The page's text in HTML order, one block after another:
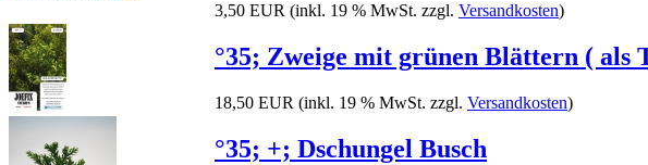
3,50 EUR (inkl. 19 % MwSt. zzgl. Versandkosten)
°35; Zweige mit grünen Blättern (
18,50 EUR (inkl. 19 % MwSt. zzgl. Versandkosten)
°35; +; Dschungel Busch